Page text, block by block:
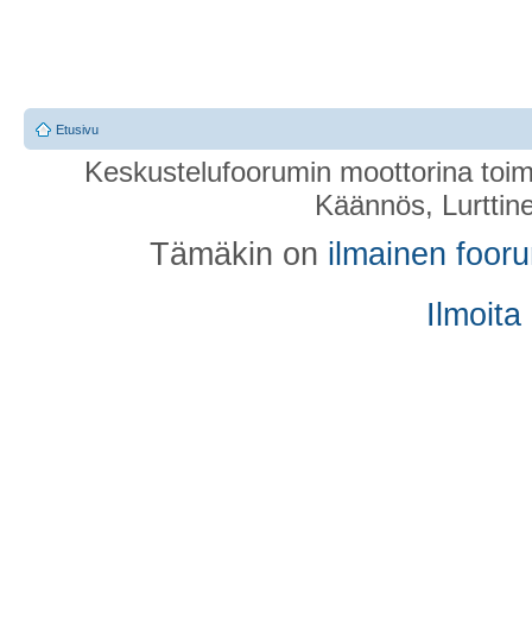
Etusivu
Keskustelufoorumin moottorina
Käännös,
Tämäkin on ilmainen